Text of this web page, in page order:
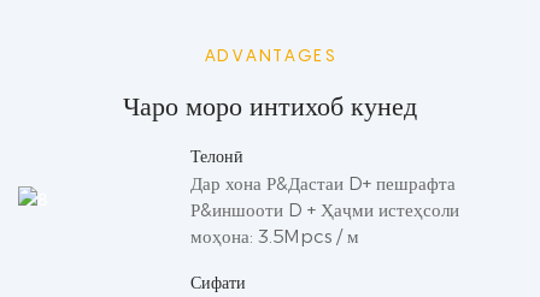
ADVANTAGES
Чаро моро интихоб кунед
Телонӣ
Дар хона Р&Дастаи D+ пешрафта
Р&иншооти D + Ҳаҷми истеҳсоли
моҳона: 3.5Mpcs / м
Сифати